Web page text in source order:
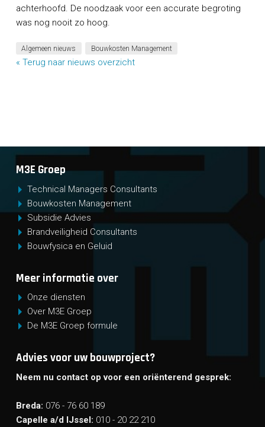
achterhoofd. De noodzaak voor een accurate begroting
was nog nooit zo hoog.
Algemeen nieuws Bouwkosten Management
« Terug naar nieuws overzicht
M3E Groep
Technical Managers Consultants
Bouwkosten Management
Subsidie Advies
Brandveiligheid Consultants
Bouwfysica en Geluid
Meer informatie over
Onze diensten
Over M3E Groep
De M3E Groep formule
Advies voor uw bouwproject?
Neem nu contact op voor een oriënterend gesprek:
Breda: 076 - 76 60 189
Capelle a/d IJssel: 010 - 20 22 210